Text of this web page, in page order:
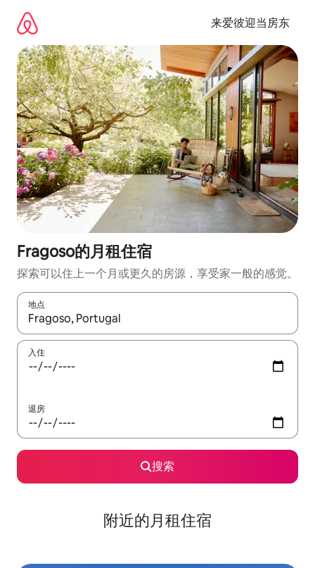
来爱彼迎当房东
Fragoso的月租住宿
探索可以住上一个月或更久的房源，享受家一般的感觉。
地点
如有搜索结果，请使用上下方向键查看，或通过点击或滑动手势
入住
退房
搜索
附近的月租住宿